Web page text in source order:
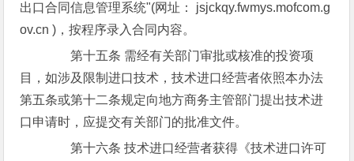
出口合同信息管理系统"(网址： jsjckqy.fwmys.mofcom.g
ov.cn )，按程序录入合同内容。
第十五条 需经有关部门审批或核准的投资项
目，如涉及限制进口技术，技术进口经营者依照本办法
第五条或第十二条规定向地方商务主管部门提出技术进
口申请时，应提交有关部门的批准文件。
第十六条 技术进口经营者获得《技术进口许可